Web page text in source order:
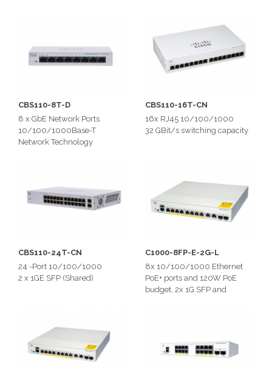
CBS110-8T-D
8 x GbE Network Ports
10/100/1000Base-T
Network Technology
CBS110-16T-CN
16x RJ45 10/100/1000
32 GBit/s switching capacity
CBS110-24T-CN
24 -Port 10/100/1000
2 x 1GE SFP (Shared)
C1000-8FP-E-2G-L
8x 10/100/1000 Ethernet
PoE+ ports and 120W PoE
budget, 2x 1G SFP and